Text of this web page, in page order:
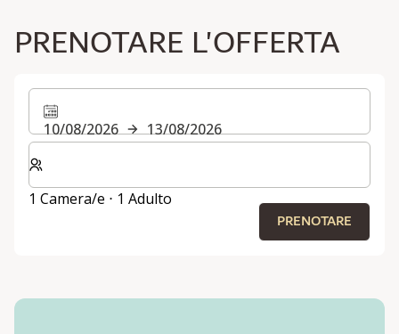
PRENOTARE L'OFFERTA
10/08/2026
13/08/2026
Selezionare il numero di camere e di ospiti per il
1 Camera/e ⋅ 1 Adulto
PRENOTARE